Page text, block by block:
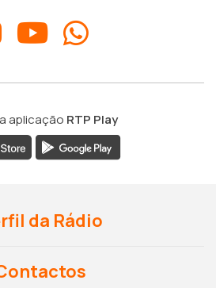
aplicação RTP Play
da Rádio